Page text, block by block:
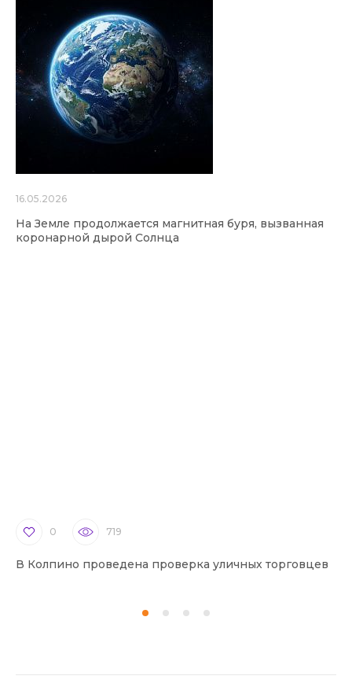
16.05.2026
На Земле продолжается магнитная буря, вызванная
коронарной дырой Солнца
0 719
В Колпино проведена проверка уличных торговцев